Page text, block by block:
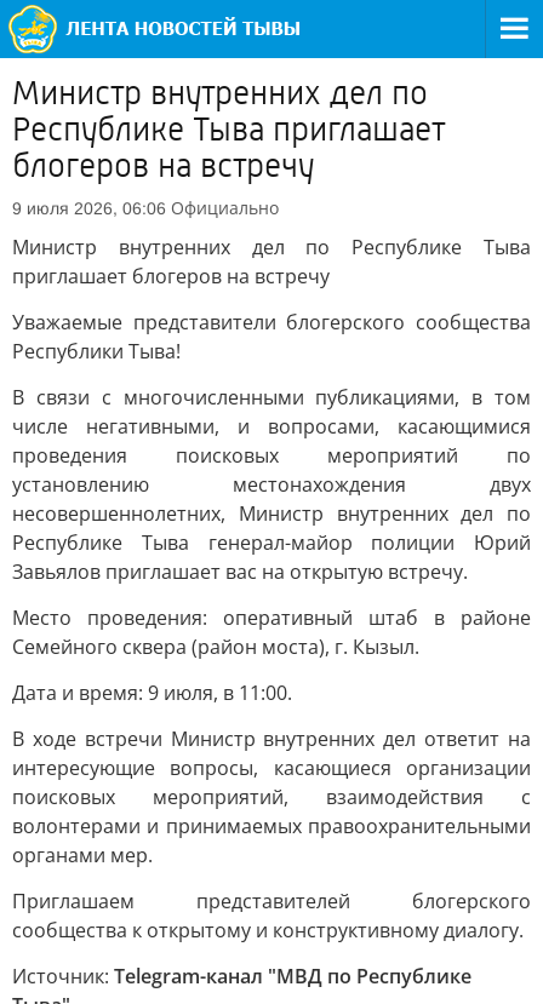
Министр внутренних дел по
Республике Тыва приглашает
блогеров на встречу
9 июля 2026, 06:06 Официально
Министр внутренних дел по Республике Тыва
приглашает блогеров на встречу
Уважаемые представители блогерского сообщества
Республики Тыва!
В связи с многочисленными публикациями, в том
числе негативными, и вопросами, касающимися
проведения поисковых мероприятий по
установлению местонахождения двух
несовершеннолетних, Министр внутренних дел по
Республике Тыва генерал-майор полиции Юрий
Завьялов приглашает вас на открытую встречу.
Место проведения: оперативный штаб в районе
Семейного сквера (район моста), г. Кызыл.
Дата и время: 9 июля, в 11:00.
В ходе встречи Министр внутренних дел ответит на
интересующие вопросы, касающиеся организации
поисковых мероприятий, взаимодействия с
волонтерами и принимаемых правоохранительными
органами мер.
Приглашаем представителей блогерского
сообщества к открытому и конструктивному диалогу.
Источник: Telegram-канал "МВД по Республике